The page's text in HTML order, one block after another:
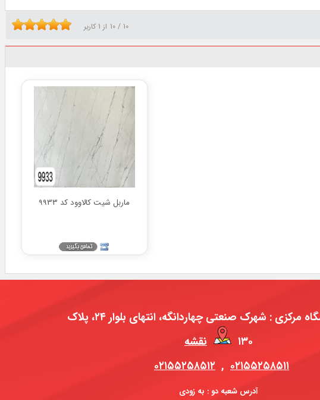
10 / 10 از 1 کاربر
ماربل شیت کالاوود کد 9933
آدرس فروشگاه مرکزی : شهرک صنعتی چهاردانگه، انتهای بلوار ۲۴، پلاک
۱۳۰
نقشه
۰۲۱۵۵۲۵۸۵۱۱ ,۰۲۱۵۵۲۵۸۵۱۲
آدرس شعبه دو : به زودی